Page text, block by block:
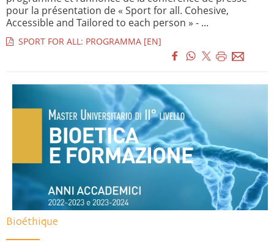
pour la présentation de « Sport for all. Cohesive,
Accessible and Tailored to each person » - ...
SPORT FOR ALL: PROGRAMMA [EN]
Bioéthique